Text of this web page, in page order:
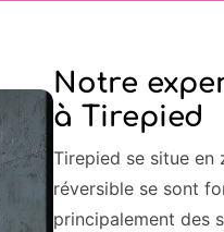
Notre
à Tirepied
Tirepied se situe en
réversible se sont
principalement des